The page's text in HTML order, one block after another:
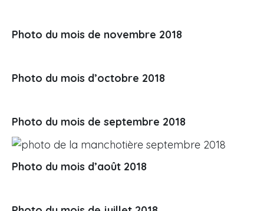
Photo du mois de novembre 2018
Photo du mois d’octobre 2018
Photo du mois de septembre 2018
Photo du mois d’août 2018